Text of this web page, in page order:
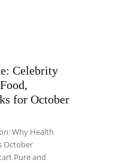
Celebrity
for October
Why Health
October
Pure and